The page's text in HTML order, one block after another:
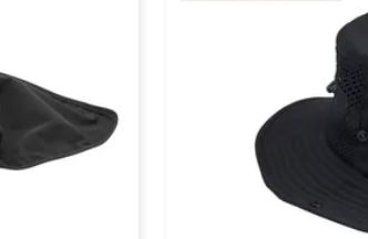
¥ ～